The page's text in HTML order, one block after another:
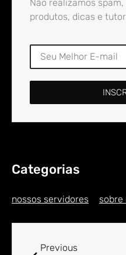
Não realizamos
produtos, dicas e
Categorias
nossos servidores sobre
Previous